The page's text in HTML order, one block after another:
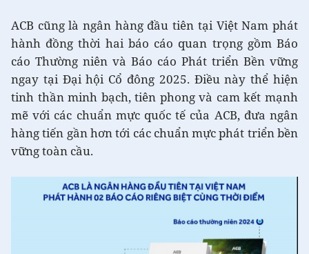
ACB cũng là ngân hàng đầu tiên tại Việt Nam phát
hành đồng thời hai báo cáo quan trọng gồm Báo
cáo Thường niên và Báo cáo Phát triển Bền vững
ngay tại Đại hội Cổ đông 2025. Điều này thể hiện
tinh thần minh bạch, tiên phong và cam kết mạnh
mẽ với các chuẩn mực quốc tế của ACB, đưa ngân
hàng tiến gần hơn tới các chuẩn mực phát triển bền
vững toàn cầu.